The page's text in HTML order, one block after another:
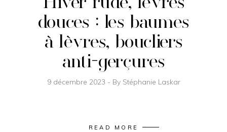
douces : les baumes
à lèvres, boucliers
anti-gerçures
9 décembre 2023 By Stéphanie Laskar
READ MORE